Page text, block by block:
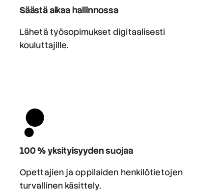
Säästä aikaa hallinnossa
Lähetä työsopimukset digitaalisesti
kouluttajille.
100 % yksityisyyden suojaa
Opettajien ja oppilaiden henkilötietojen
turvallinen käsittely.